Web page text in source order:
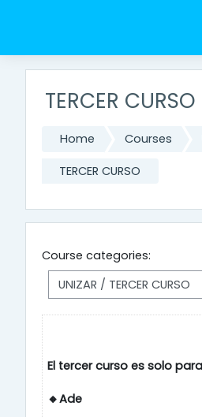
TERCER CURSO
Home Courses
TERCER CURSO
Course categories:
El tercer curso es solo
🔸Ade